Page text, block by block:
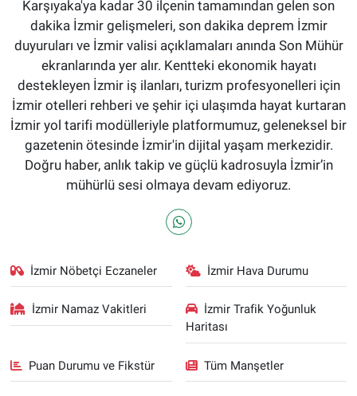
Karşıyaka'ya kadar 30 ilçenin tamamından gelen son
dakika İzmir gelişmeleri, son dakika deprem İzmir
duyuruları ve İzmir valisi açıklamaları anında Son Mühür
ekranlarında yer alır. Kentteki ekonomik hayatı
destekleyen İzmir iş ilanları, turizm profesyonelleri için
İzmir otelleri rehberi ve şehir içi ulaşımda hayat kurtaran
İzmir yol tarifi modülleriyle platformumuz, geleneksel bir
gazetenin ötesinde İzmir'in dijital yaşam merkezidir.
Doğru haber, anlık takip ve güçlü kadrosuyla İzmir’in
mühürlü sesi olmaya devam ediyoruz.
İzmir Nöbetçi Eczaneler İzmir Hava Durumu
İzmir Namaz Vakitleri
İzmir Trafik Yoğunluk
Haritası
Puan Durumu ve Fikstür Tüm Manşetler